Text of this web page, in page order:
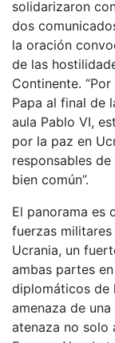
solidarizaron
dos
la oración
de las
Continente.
Papa al final de
aula Pablo VI,
por la paz en
responsables
bien común”.
El panorama es
fuerzas
Ucrania, un
ambas partes
diplomáticos de
amenaza de
atenaza no solo